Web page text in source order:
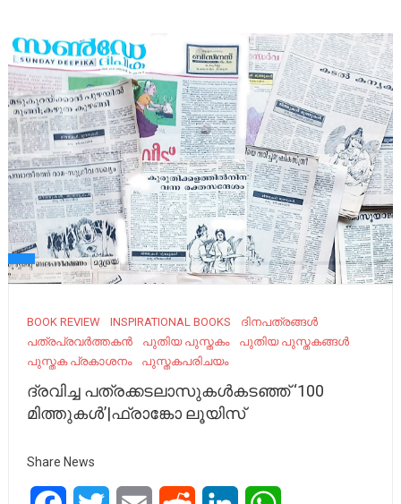
BOOK REVIEW INSPIRATIONAL BOOKS
ദിനപത്രങ്ങൾ
പത്രപ്രവർത്തകൻ
പുതിയ പുസ്തകം
പുതിയ പുസ്തകങ്ങള്‍
പുസ്തക പ്രകാശനം
പുസ്തകപരിചയം
ദ്രവിച്ച പത്രക്കടലാസുകള്‍കടഞ്ഞ് ‘100
മിത്തുകള്‍’|ഫ്രാങ്കോ ലൂയിസ്
Share News